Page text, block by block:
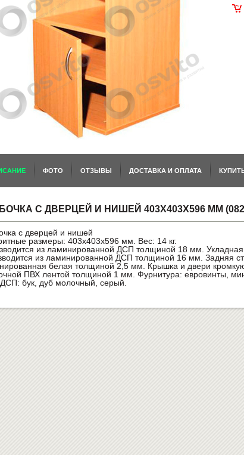
ФОТО ОТЗЫВЫ ДОСТАВКА И ОПЛАТА
С ДВЕРЦЕЙ И НИШЕЙ 403Х403Х596 ММ
с дверцей и нишей
размеры: 403х403х596 мм. Вес: 14 кг.
из ламинированной ДСП толщиной 18 мм. Укладная
из ламинированной ДСП толщиной 16 мм. Задняя
белая толщиной 2,5 мм. Крышка и двери
ПВХ лентой толщиной 1 мм. Фурнитура: евровинты,
бук, дуб молочный, серый.